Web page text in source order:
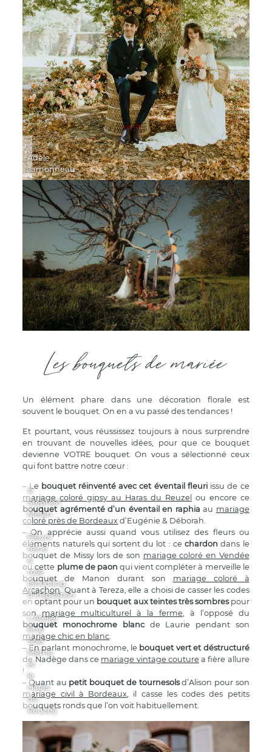
©
Adèle
Jamonneau
Les bouquets de mariée
Un élément phare dans une décoration florale est
souvent le bouquet. On en a vu passé des tendances !
Et pourtant, vous réussissez toujours à nous surprendre
en trouvant de nouvelles idées, pour que ce bouquet
devienne VOTRE bouquet. On vous a sélectionné ceux
qui font battre notre cœur :
– Le bouquet réinventé avec cet éventail fleuriissu de ce
mariage coloré gipsy au Haras du Reuzel
ou encore ce
bouquet agrémenté d’un éventail en raphia au mariage
coloré près de Bordeaux d’Eugénie & Déborah.
– On apprécie aussi quand vous utilisez des fleurs ou
éléments naturels qui sortent du lot : cechardon dans le
bouquet de Missy lors de son mariage coloré en Vendée
ou cette plume de paon qui vient compléter à merveille le
bouquet de Manon durant son mariage coloré à
Arcachon. Quant à Tereza, elle a choisi de casser les codes
en optant pour un bouquet aux teintes très sombrespour
sonmariage multiculturel à la ferme, à l’opposé du
bouquet monochrome blancde Laurie pendant son
mariage chic en blanc.
– En parlant monochrome, le bouquet vert et déstructuré
de Nadège dans ce mariage vintage couture a fière allure
!
– Quant au petit bouquet de tournesolsd’Alison pour son
mariage civil à Bordeaux, il casse les codes des petits
bouquets ronds que l’on voit habituellement.
©
Stephen
Meslin
-
Fleurs
reine
&
rose
(Shooting
d'inspiration
:
L'Atelier
Être
Soie
Même
et
le
Haras
du
Reuzel)